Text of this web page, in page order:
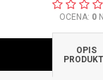
OCENA: 0
OPIS